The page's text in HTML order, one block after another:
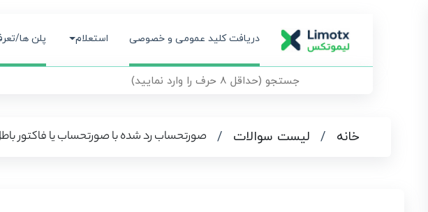
دریافت کلید عمومی و خصوصی استعلام پلن ها/
خانه / لیست سوالات / صورتحساب رد شده با صورتحساب یا فاکتور